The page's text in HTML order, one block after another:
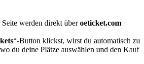
werden direkt überoeticket.com
“-Button klickst, wirst du automatisch zu
du deine Plätze auswählen und den Kauf